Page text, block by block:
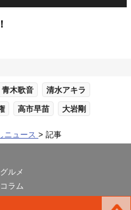
青木歌音 清水アキラ
高市早苗 大岩剛
ニュース 記事
グルメ
コラム